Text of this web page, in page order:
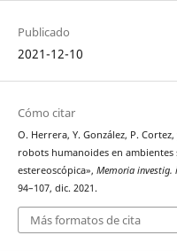
Publicado
2021-12-10
Cómo citar
O. Herrera, Y. González, P.
robots humanoides en
estereoscópica», Memoria investig.
94–107, dic. 2021.
Más formatos de cita